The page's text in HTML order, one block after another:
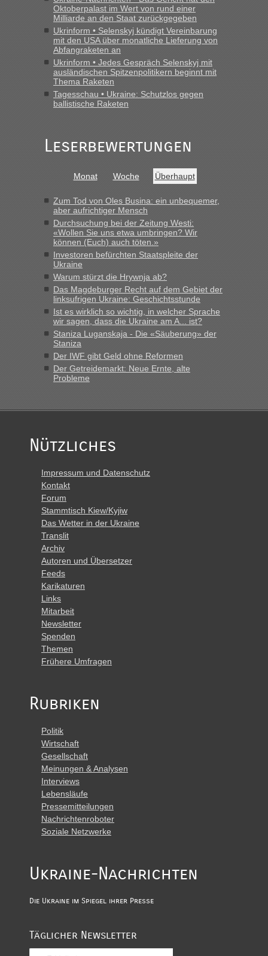
Oktoberpalast im Wert von rund einer
Milliarde an den Staat zurückgegeben
Ukrinform • Selenskyj kündigt Vereinbarung
mit den USA über monatliche Lieferung von
Abfangraketen an
Ukrinform • Jedes Gespräch Selenskyj mit
ausländischen Spitzenpolitikern beginnt mit
Thema Raketen
Tagesschau • Ukraine: Schutzlos gegen
ballistische Raketen
Leserbewertungen
Monat Woche Überhaupt
Zum Tod von Oles Busina: ein unbequemer,
aber aufrichtiger Mensch
Durchsuchung bei der Zeitung Westi:
«Wollen Sie uns etwa umbringen? Wir
können (Euch) auch töten.»
Investoren befürchten Staatspleite der
Ukraine
Warum stürzt die Hrywnja ab?
Das Magdeburger Recht auf dem Gebiet der
linksufrigen Ukraine: Geschichtsstunde
Ist es wirklich so wichtig, in welcher Sprache
wir sagen, dass die Ukraine am A... ist?
Staniza Luganskaja - Die «Säuberung» der
Staniza
Der IWF gibt Geld ohne Reformen
Der Getreidemarkt: Neue Ernte, alte
Probleme
Nützliches
Impressum und Datenschutz
Kontakt
Forum
Stammtisch Kiew/Kyjiw
Das Wetter in der Ukraine
Translit
Archiv
Autoren und Übersetzer
Feeds
Karikaturen
Links
Mitarbeit
Newsletter
Spenden
Themen
Frühere Umfragen
Rubriken
Politik
Wirtschaft
Gesellschaft
Meinungen & Analysen
Interviews
Lebensläufe
Pressemitteilungen
Nachrichtenroboter
Soziale Netzwerke
Ukraine-Nachrichten
Die Ukraine im Spiegel ihrer Presse
Täglicher Newsletter